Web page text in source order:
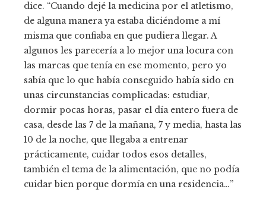
dice. “Cuando dejé la medicina por el atletismo,
de alguna manera ya estaba diciéndome a mí
misma que confiaba en que pudiera llegar. A
algunos les parecería a lo mejor una locura con
las marcas que tenía en ese momento, pero yo
sabía que lo que había conseguido había sido en
unas circunstancias complicadas: estudiar,
dormir pocas horas, pasar el día entero fuera de
casa, desde las 7 de la mañana, 7 y media, hasta las
10 de la noche, que llegaba a entrenar
prácticamente, cuidar todos esos detalles,
también el tema de la alimentación, que no podía
cuidar bien porque dormía en una residencia…”